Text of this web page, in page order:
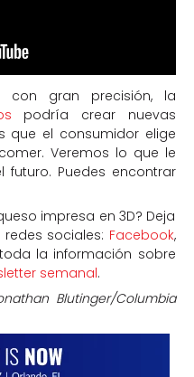
con gran precisión, la
podría crear nuevas
que el consumidor elige
Veremos lo que le
Puedes encontrar
impresa en 3D? Deja
sociales: Facebook,
la información sobre
semanal.
Blutinger/Columbia